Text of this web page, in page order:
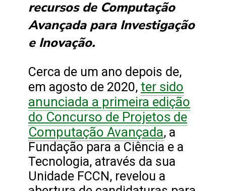
recursos de Computação
Avançada para Investigação
e Inovação.
Cerca de um ano depois de,
em agosto de 2020, ter sido
anunciada a primeira edição
do Concurso de Projetos de
Computação Avançada, a
Fundação para a Ciência e a
Tecnologia, através da sua
Unidade FCCN, revelou a